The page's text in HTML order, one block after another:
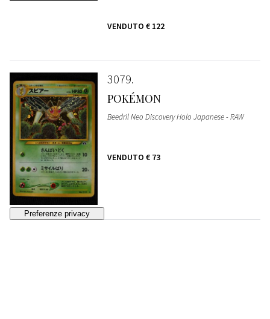
VENDUTO € 122
3079
POKÉMON
Beedril Neo Discovery Holo Japanese - RAW
VENDUTO € 73